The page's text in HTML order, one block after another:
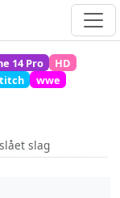
14 Pro
HD
wwe
slag